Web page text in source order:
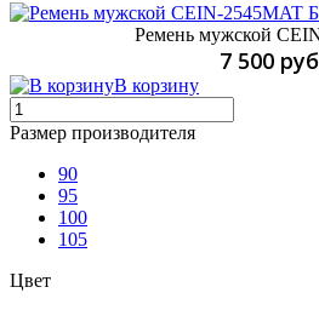
Ремень мужской
7 500
В корзину
Размер производителя
90
95
100
105
Цвет